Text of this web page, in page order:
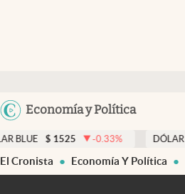
Economía y Política
Members
Economía y Política
Finanzas y Mercados
1525 -0.33% DÓLAR TARJETA $
El Cronista Economía Y Política